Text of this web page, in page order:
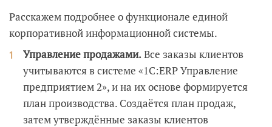
Расскажем подробнее о функционале единой
корпоративной информационной системы.
Управление продажами.Все заказы клиентов
учитываются в системе «1С:ERP Управление
предприятием 2», и на их основе формируется
план производства. Создаётся план продаж,
затем утверждённые заказы клиентов